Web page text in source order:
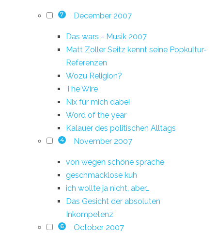
7 December 2007
Das wars - Musik 2007
Matt Zoller Seitz kennt seine Popkultur-
Referenzen
Wozu Religion?
The Wire
Nix für mich dabei
Word of the year
Kalauer des politischen Alltags
4 November 2007
von wegen schöne sprache
geschmacklose kuh
ich wollte ja nicht, aber…
Das Gesicht der absoluten
Inkompetenz
6 October 2007